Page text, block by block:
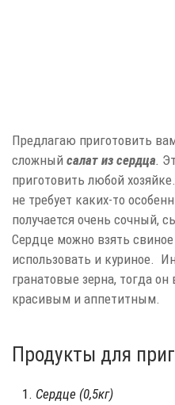
Предлагаю приготовить
сложный салат из сердца.
приготовить любой
не требует каких-то
получается очень сочный,
Сердце можно взять
использовать и куриное.
гранатовые зерна, тогда
красивым и аппетитным.
Продукты для
Сердце (0,5кг)